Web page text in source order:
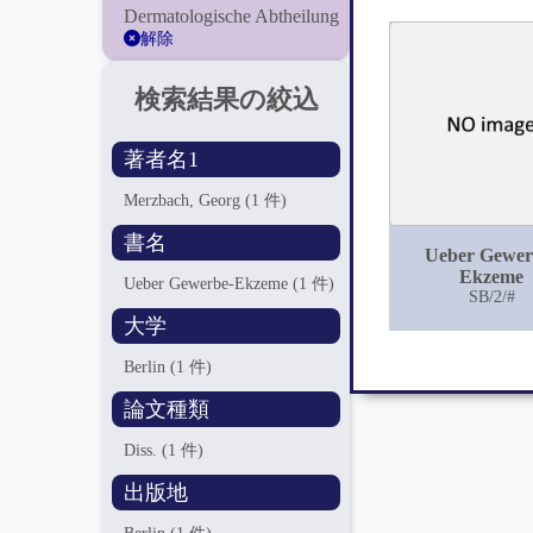
Dermatologische Abtheilung
解除
検索結果の絞込
著者名1
Merzbach, Georg(1 件)
書名
Ueber Gewerbe-Ekzeme(1 件)
大学
Berlin(1 件)
論文種類
Diss.(1 件)
出版地
Ueber
Ekzeme
SB/2/#